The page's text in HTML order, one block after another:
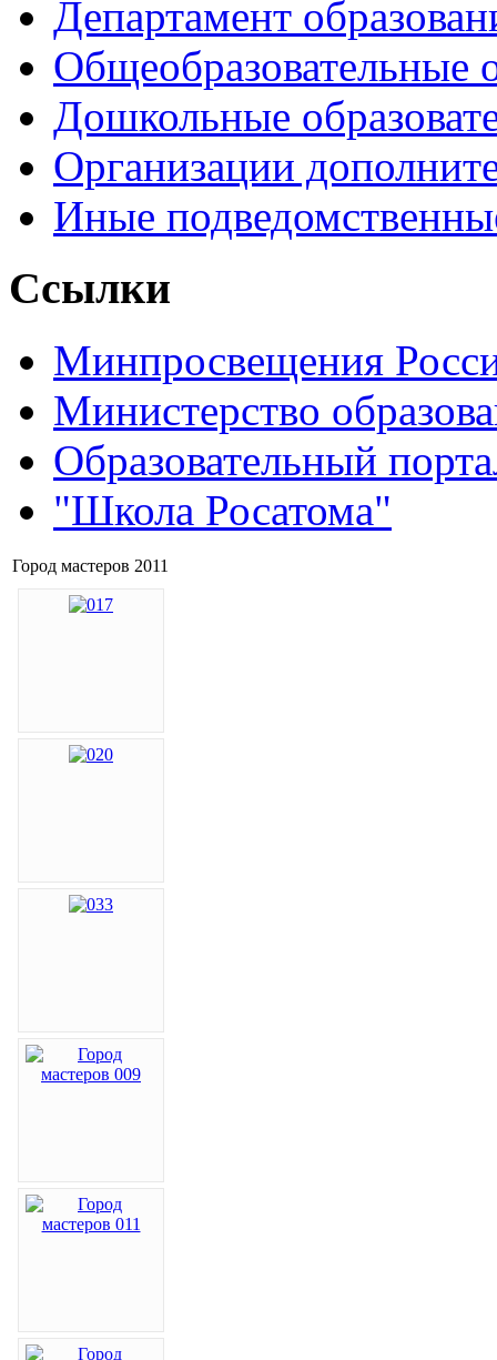
Департамент
Общеобразовательные
Дошкольные
Организации
Иные
Ссылки
Минпросвещения
Министерство
Образовательный
"Школа Росатома"
Город мастеров 2011